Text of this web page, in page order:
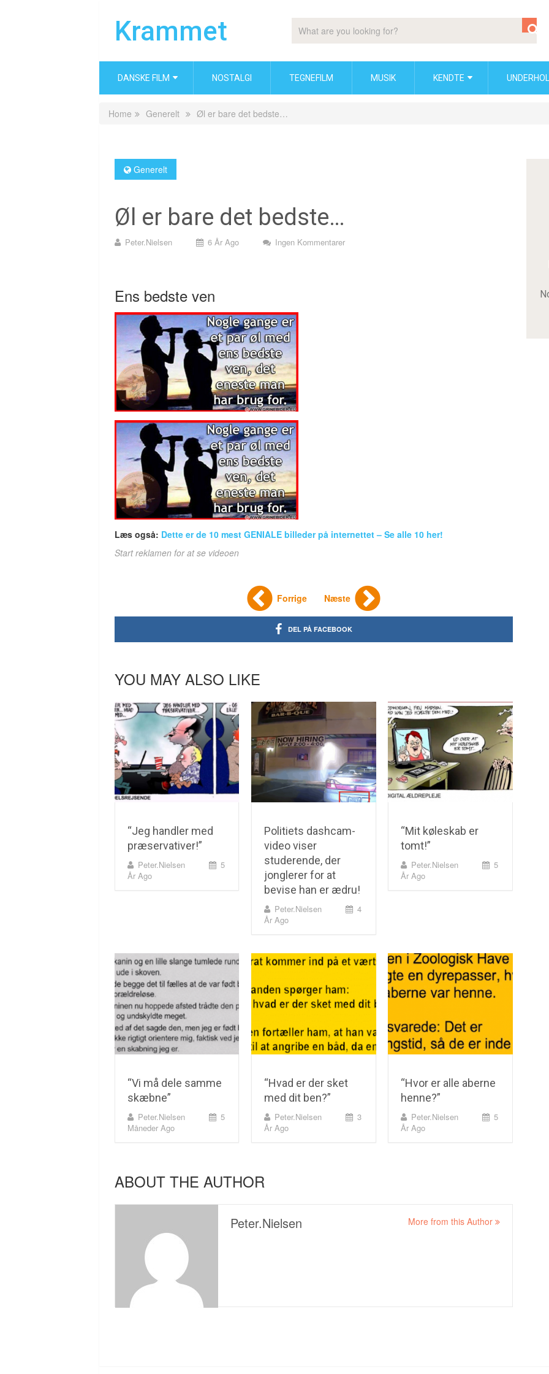
Krammet
DANSKE FILM NOSTALGI TEGNEFILM MUSIK KENDTE
Home Generelt Øl er bare det bedste…
Generelt
Øl er bare det bedste…
Peter.nielsen 6 År Ago Ingen Kommentarer
Ens bedste ven
Læs også: Dette er de 10 mest GENIALE billeder på internettet – Se alle 10 her!
Start reklamen for at se videoen
Forrige Næste
DEL PÅ FACEBOOK
YOU MAY ALSO LIKE
“Jeg handler med
præservativer!”
Peter.nielsen
5
År Ago
Politiets dashcam-
video viser
studerende, der
jonglerer for at
bevise han er ædru!
Peter.nielsen
4
År Ago
“Mit køleskab er
tomt!”
Peter.nielsen
5
År Ago
“Vi må dele samme
skæbne”
Peter.nielsen
5
Måneder Ago
“Hvad er der sket
med dit ben?”
Peter.nielsen
3
År Ago
“Hvor er alle aberne
henne?”
Peter.nielsen
5
År Ago
ABOUT THE AUTHOR
Peter.nielsen More from this Author